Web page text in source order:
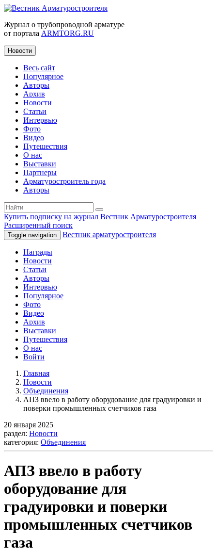
Журнал о трубопроводной арматуре
от портала ARMTORG.RU
Новости
Весь сайт
Популярное
Авторы
Архив
Новости
Статьи
Интервью
Фото
Видео
Путешествия
О нас
Выставки
Партнеры
Арматуростроитель года
Авторы
Купить подписку на журнал Вестник Арматуростроителя
Расширенный поиск
Toggle navigation Вестник арматуростроителя
Награды
Новости
Статьи
Авторы
Интервью
Популярное
Фото
Видео
Архив
Выставки
Путешествия
О нас
Войти
Главная
Новости
Объединения
АПЗ ввело в работу оборудование для градуировки и
поверки промышленных счетчиков газа
20 января 2025
раздел: Новости
категория: Объединения
АПЗ ввело в работу
оборудование для
градуировки и поверки
промышленных счетчиков
газа